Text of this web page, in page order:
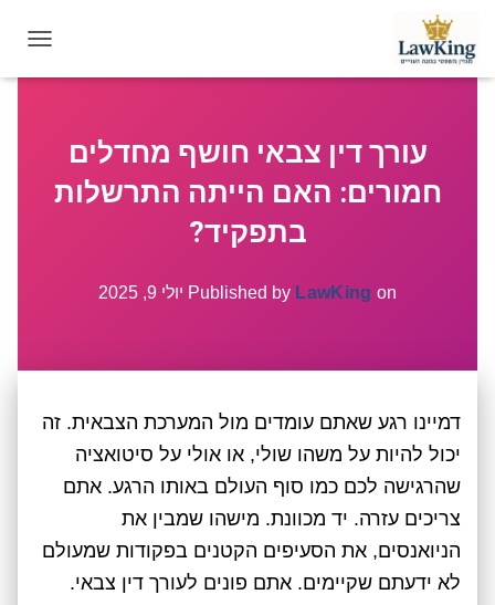
O
עורך דין צבאי חושף מחדלים
חמורים: האם הייתה התרשלות
בתפקיד?
Published by LawKing on יולי 9, 2025
דמיינו רגע שאתם עומדים מול המערכת הצבאית. זה
יכול להיות על משהו שולי, או אולי על סיטואציה
שהרגישה לכם כמו סוף העולם באותו הרגע. אתם
צריכים עזרה. יד מכוונת. מישהו שמבין את
הניואנסים, את הסעיפים הקטנים בפקודות שמעולם
לא ידעתם שקיימים. אתם פונים לעורך דין צבאי.